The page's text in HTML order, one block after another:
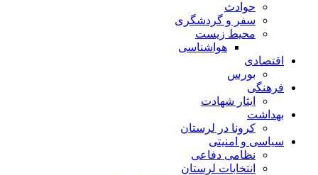
حوادث
سفر و گردشگری
محیط زیست
هواشناسی
اقتصادی
بورس
فرهنگی
ایثار شهادت
بهداشت
کرونا در لرستان
سیاسی و امنیتی
نظامی دفاعی
انتخابات لرستان